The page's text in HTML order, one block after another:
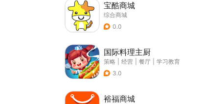
宝酷商城
综合商城
0.0
国际料理主厨
策略 经营 餐厅
学习教育
3.0
裕福商城